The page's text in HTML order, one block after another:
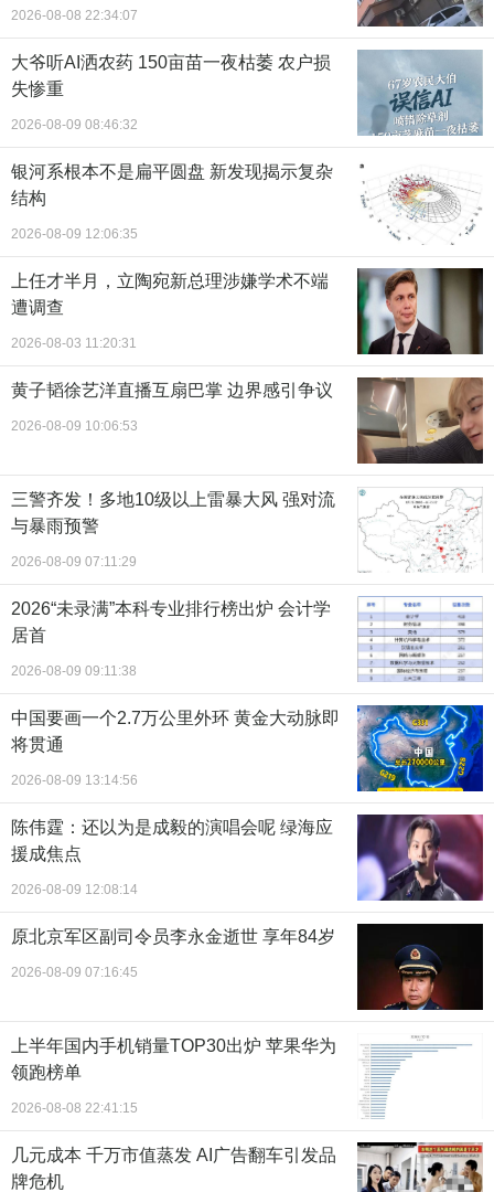
2026-08-08 22:34:07
大爷听AI洒农药 150亩苗一夜枯萎 农户损
失惨重
2026-08-09 08:46:32
银河系根本不是扁平圆盘 新发现揭示复杂
结构
2026-08-09 12:06:35
上任才半月，立陶宛新总理涉嫌学术不端
遭调查
2026-08-03 11:20:31
黄子韬徐艺洋直播互扇巴掌 边界感引争议
2026-08-09 10:06:53
三警齐发！多地10级以上雷暴大风 强对流
与暴雨预警
2026-08-09 07:11:29
2026“未录满”本科专业排行榜出炉 会计学
居首
2026-08-09 09:11:38
中国要画一个2.7万公里外环 黄金大动脉即
将贯通
2026-08-09 13:14:56
陈伟霆：还以为是成毅的演唱会呢 绿海应
援成焦点
2026-08-09 12:08:14
原北京军区副司令员李永金逝世 享年84岁
2026-08-09 07:16:45
上半年国内手机销量TOP30出炉 苹果华为
领跑榜单
2026-08-08 22:41:15
几元成本 千万市值蒸发 AI广告翻车引发品
牌危机